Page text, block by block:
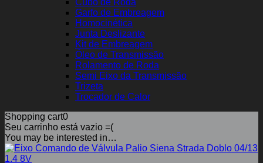
Garfo de Embreagem
Homocinética
Junta Deslizante
Kit de Embreagem
Óleo de Transmissão
Rolamento de Roda
Semi Eixo da Transmissão
Trizeta
Trocador de Calor
Shopping cart0
Seu carrinho está vazio =(
You may be interested in…